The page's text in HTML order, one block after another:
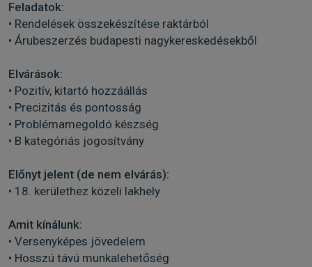
Feladatok:
• Rendelések összekészítése raktárból
• Árubeszerzés budapesti nagykereskedésekből
Elvárások:
• Pozitív, kitartó hozzáállás
• Precizitás és pontosság
• Problémamegoldó készség
• B kategóriás jogosítvány
Előnyt jelent (de nem elvárás):
• 18. kerülethez közeli lakhely
Amit kínálunk:
• Versenyképes jövedelem
• Hosszú távú munkalehetőség